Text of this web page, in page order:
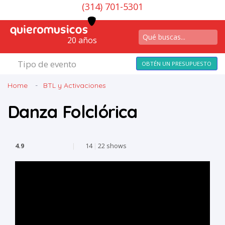
(314) 701-5301
20 años
Tipo de evento OBTÉN UN PRESUPUESTO
Home BTL y Activaciones
Danza Folclórica
4.9 | 14 | 22 shows